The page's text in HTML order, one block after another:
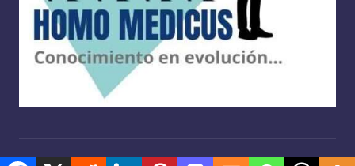
Copyright 2026 — Homo medicus . Derechos reservados.